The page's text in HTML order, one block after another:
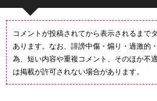
コメントが投稿されてから表示されるまで
あります。なお、誹謗中傷・煽り・過激的
為、短い内容や重複コメント、そのほか不
は掲載が許可されない場合があります。